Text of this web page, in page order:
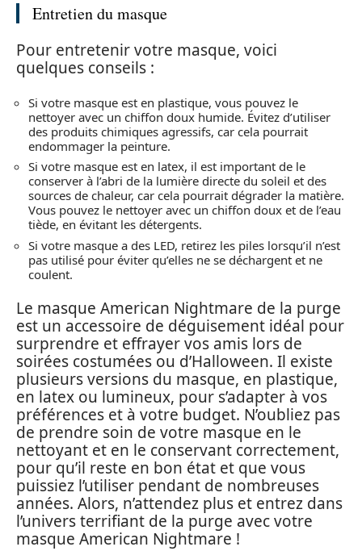
Entretien du masque
Pour entretenir votre masque, voici
quelques conseils :
Si votre masque est en plastique, vous pouvez le
nettoyer avec un chiffon doux humide. Évitez d’utiliser
des produits chimiques agressifs, car cela pourrait
endommager la peinture.
Si votre masque est en latex, il est important de le
conserver à l’abri de la lumière directe du soleil et des
sources de chaleur, car cela pourrait dégrader la matière.
Vous pouvez le nettoyer avec un chiffon doux et de l’eau
tiède, en évitant les détergents.
Si votre masque a des LED, retirez les piles lorsqu’il n’est
pas utilisé pour éviter qu’elles ne se déchargent et ne
coulent.
Le masque American Nightmare de la purge
est un accessoire de déguisement idéal pour
surprendre et effrayer vos amis lors de
soirées costumées ou d’Halloween. Il existe
plusieurs versions du masque, en plastique,
en latex ou lumineux, pour s’adapter à vos
préférences et à votre budget. N’oubliez pas
de prendre soin de votre masque en le
nettoyant et en le conservant correctement,
pour qu’il reste en bon état et que vous
puissiez l’utiliser pendant de nombreuses
années. Alors, n’attendez plus et entrez dans
l’univers terrifiant de la purge avec votre
masque American Nightmare !